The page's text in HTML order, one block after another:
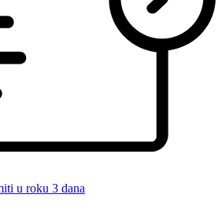
u roku 3 dana